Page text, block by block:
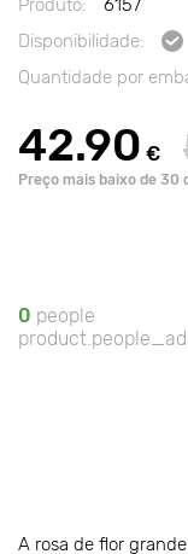
Produto:
6157
Disponibilidade:
Quantidade por
42.90 €
Preço mais baixo de 30
0 people
A rosa de flor